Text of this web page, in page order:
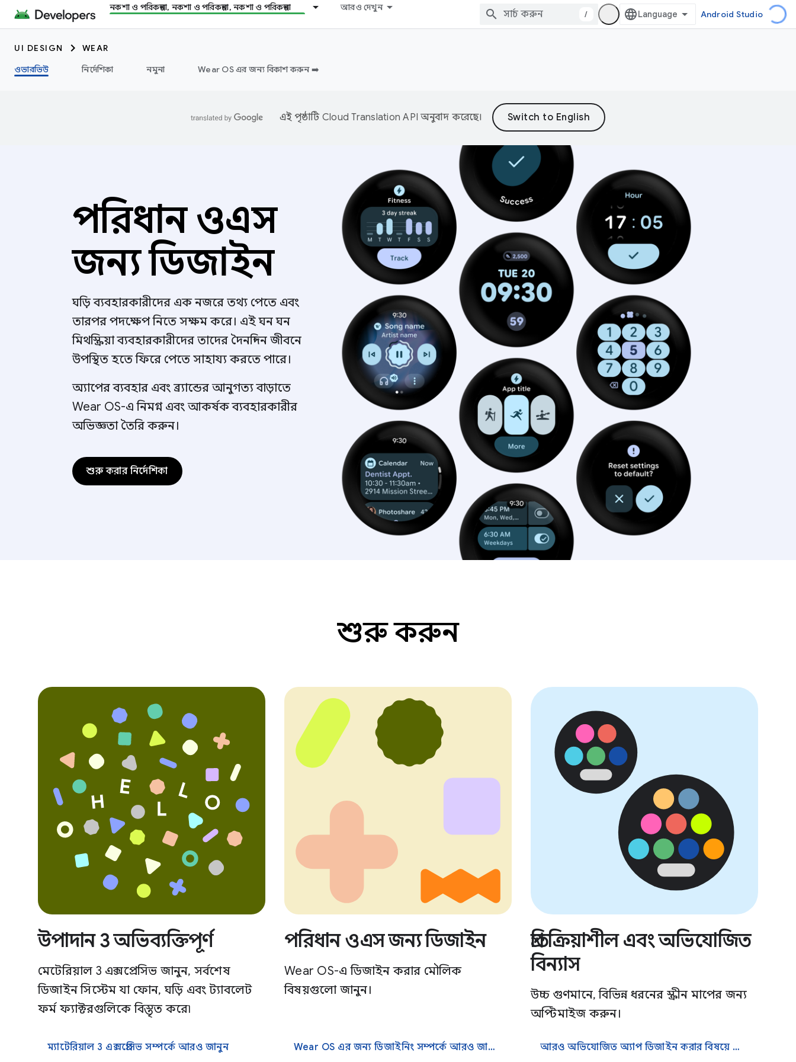
নকশা ও পরিকল্পনা, নকশা ও পরিকল্পনা, নকশা ও পরিকল্পনা আরও দেখুন
/ Android Studio
UI DESIGN
WEAR
ওভারভিউ
নির্দেশিকা নমুনা Wear OS এর জন্য বিকাশ করুন ➡️
এই পৃষ্ঠাটি Cloud Translation API অনুবাদ করেছে।
পরিধান ওএস
জন্য ডিজাইন
ঘড়ি ব্যবহারকারীদের এক নজরে তথ্য পেতে এবং
তারপর পদক্ষেপ নিতে সক্ষম করে। এই ঘন ঘন
মিথস্ক্রিয়া ব্যবহারকারীদের তাদের দৈনন্দিন জীবনে
উপস্থিত হতে ফিরে পেতে সাহায্য করতে পারে।
অ্যাপের ব্যবহার এবং ব্র্যান্ডের আনুগত্য বাড়াতে
Wear OS-এ নিমগ্ন এবং আকর্ষক ব্যবহারকারীর
অভিজ্ঞতা তৈরি করুন।
শুরু করার নির্দেশিকা
শুরু করুন
উপাদান 3 অভিব্যক্তিপূর্ণ
মেটেরিয়াল 3 এক্সপ্রেসিভ জানুন, সর্বশেষ
ডিজাইন সিস্টেম যা ফোন, ঘড়ি এবং ট্যাবলেট
ফর্ম ফ্যাক্টরগুলিকে বিস্তৃত করে৷
ম্যাটেরিয়াল 3 এক্সপ্রেসিভ সম্পর্কে আরও জানুন
পরিধান ওএস জন্য ডিজাইন
Wear OS-এ ডিজাইন করার মৌলিক
বিষয়গুলো জানুন।
Wear OS এর জন্য ডিজাইনিং সম্পর্কে আরও জানুন
প্রতিক্রিয়াশীল এবং অভিযোজিত
বিন্যাস
উচ্চ গুণমানে, বিভিন্ন ধরনের স্ক্রীন মাপের জন্য
অপ্টিমাইজ করুন।
আরও অভিযোজিত অ্যাপ ডিজাইন করার বিষয়ে আরও জানুন